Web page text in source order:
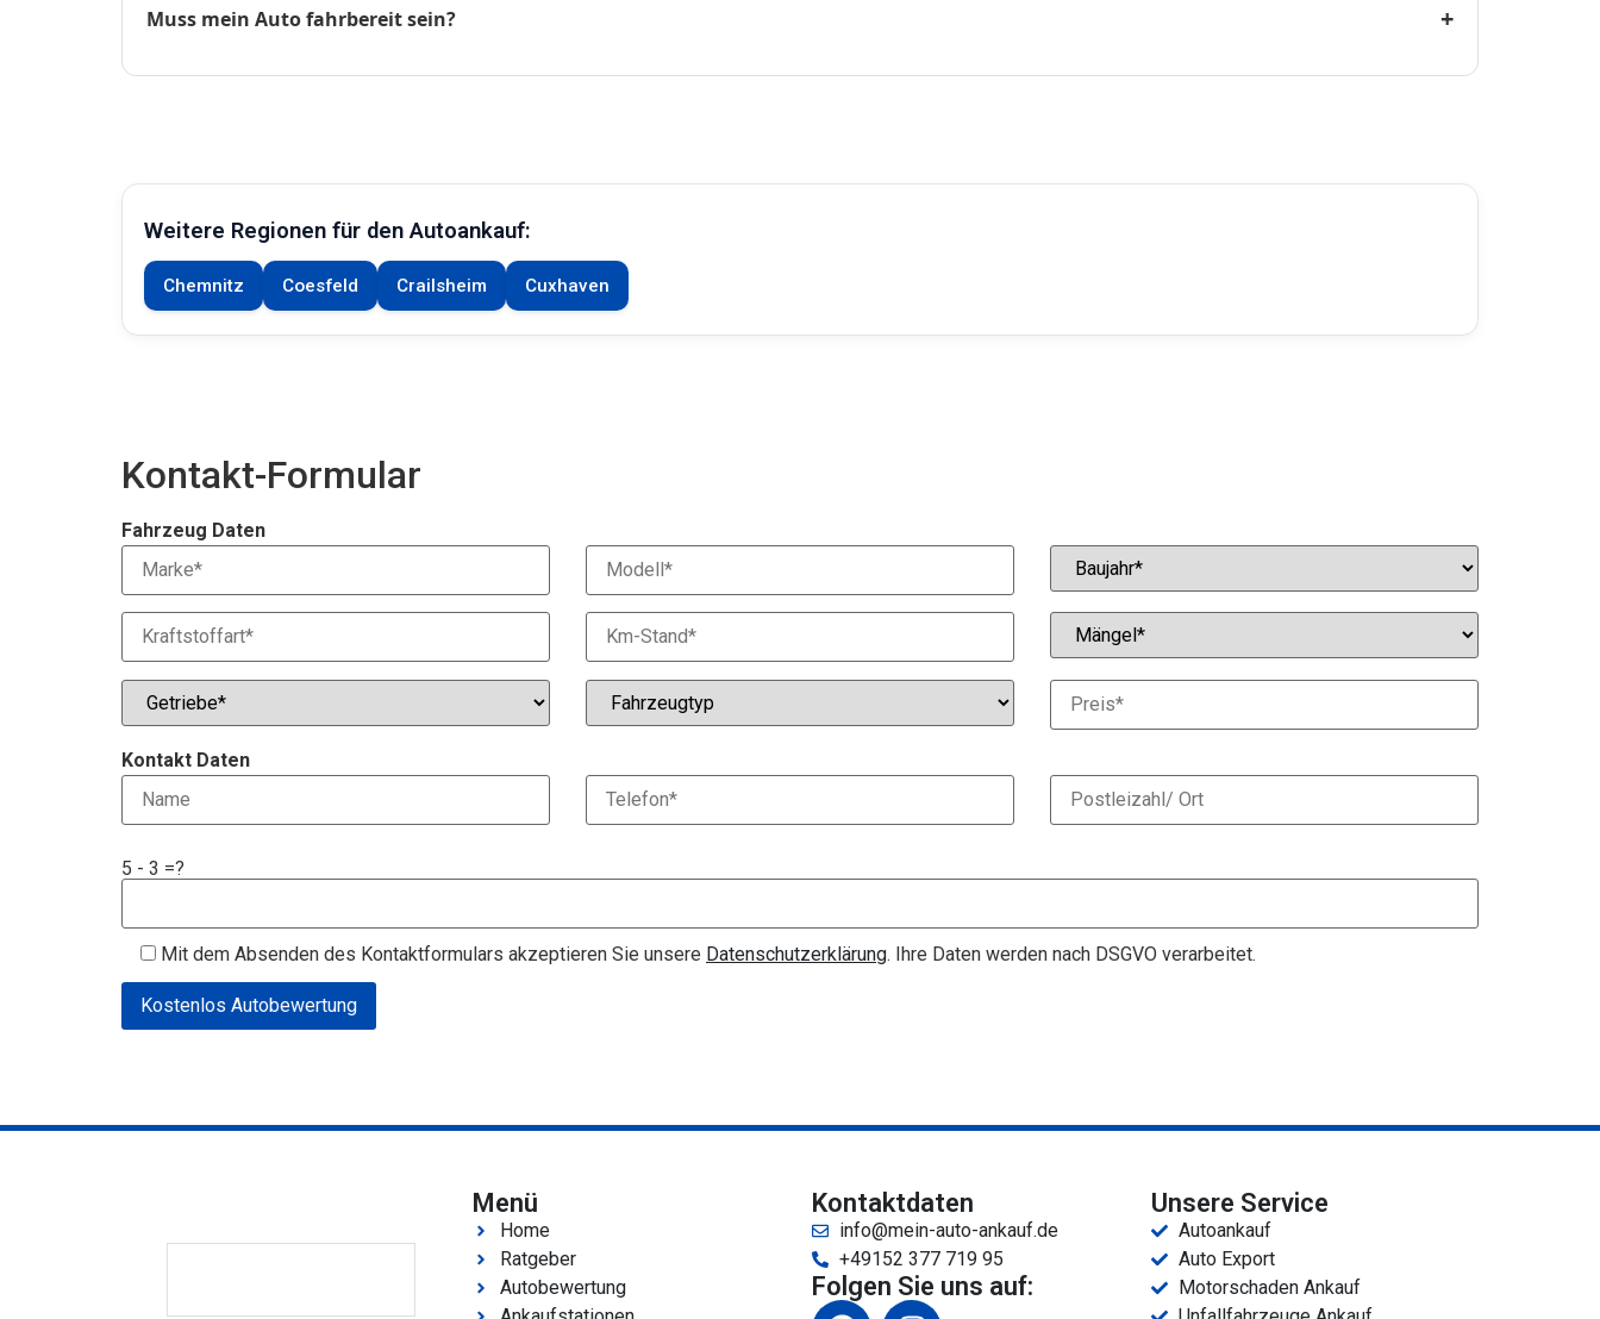
Muss mein Auto fahrbereit sein? +
Weitere Regionen für den Autoankauf:
Chemnitz Coesfeld Crailsheim Cuxhaven
Kontakt-Formular
Fahrzeug Daten
Kontakt Daten
5 - 3 =?
Mit dem Absenden des Kontaktformulars akzeptieren Sie unsere Datenschutzerklärung. Ihre Daten werden nach DSGVO verarbeitet.
Menü
Home
Ratgeber
Autobewertung
Kontaktdaten
info@mein-auto-ankauf.de
+49152 377 719 95
Folgen Sie uns auf:
Unsere Service
Autoankauf
Auto Export
Motorschaden Ankauf